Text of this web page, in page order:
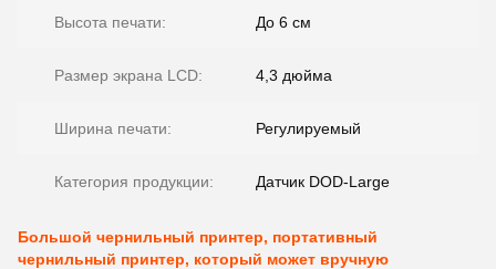
Высота печати: До 6 см
Размер экрана LCD: 4,3 дюйма
Ширина печати: Регулируемый
Категория продукции: Датчик DOD-Large
Большой чернильный принтер, портативный
чернильный принтер, который может вручную